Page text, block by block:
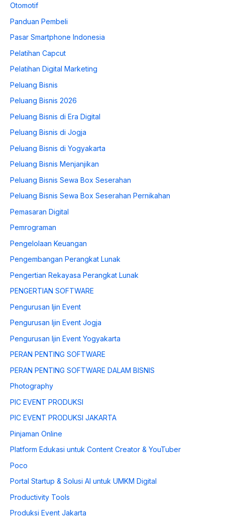
Otomotif
Panduan Pembeli
Pasar Smartphone Indonesia
Pelatihan Capcut
Pelatihan Digital Marketing
Peluang Bisnis
Peluang Bisnis 2026
Peluang Bisnis di Era Digital
Peluang Bisnis di Jogja
Peluang Bisnis di Yogyakarta
Peluang Bisnis Menjanjikan
Peluang Bisnis Sewa Box Seserahan
Peluang Bisnis Sewa Box Seserahan Pernikahan
Pemasaran Digital
Pemrograman
Pengelolaan Keuangan
Pengembangan Perangkat Lunak
Pengertian Rekayasa Perangkat Lunak
PENGERTIAN SOFTWARE
Pengurusan Ijin Event
Pengurusan Ijin Event Jogja
Pengurusan Ijin Event Yogyakarta
PERAN PENTING SOFTWARE
PERAN PENTING SOFTWARE DALAM BISNIS
Photography
PIC EVENT PRODUKSI
PIC EVENT PRODUKSI JAKARTA
Pinjaman Online
Platform Edukasi untuk Content Creator & YouTuber
Poco
Portal Startup & Solusi AI untuk UMKM Digital
Productivity Tools
Produksi Event Jakarta